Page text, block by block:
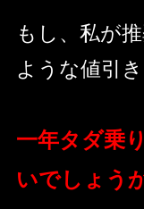
もし、私が
ような値引
一年タダ乗
いでしょう